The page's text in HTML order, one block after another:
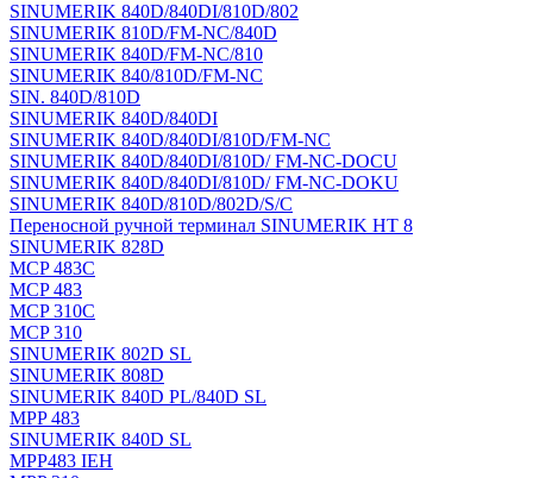
SINUMERIK 840D/840DI/810D/802
SINUMERIK 810D/FM-NC/840D
SINUMERIK 840D/FM-NC/810
SINUMERIK 840/810D/FM-NC
SIN. 840D/810D
SINUMERIK 840D/840DI
SINUMERIK 840D/840DI/810D/FM-NC
SINUMERIK 840D/840DI/810D/ FM-NC-DOCU
SINUMERIK 840D/840DI/810D/ FM-NC-DOKU
SINUMERIK 840D/810D/802D/S/C
Переносной ручной терминал SINUMERIK HT 8
SINUMERIK 828D
MCP 483C
MCP 483
MCP 310C
MCP 310
SINUMERIK 802D SL
SINUMERIK 808D
SINUMERIK 840D PL/840D SL
MPP 483
SINUMERIK 840D SL
MPP483 IEH